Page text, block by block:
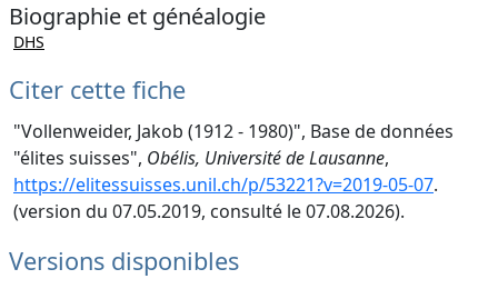
Biographie et généalogie
DHS
Citer cette fiche
"Vollenweider, Jakob (1912 - 1980)", Base de données
"élites suisses", Obélis, Université de Lausanne,
https://elitessuisses.unil.ch/p/53221?v=2019-05-07.
(version du 07.05.2019, consulté le 07.08.2026).
Versions disponibles